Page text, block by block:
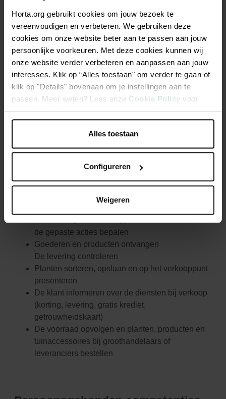
Horta.org gebruikt cookies om jouw bezoek te
vereenvoudigen en verbeteren. We gebruiken deze
cookies om onze website beter aan te passen aan jouw
persoonlijke voorkeuren. Met deze cookies kunnen wij
onze website verder verbeteren en aanpassen aan jouw
interesses. Klik op “Alles toestaan" om verder te gaan of
klik op "Details" bovenaan om je instellingen aan te
passen. Meer weten? Lees onze Cookie Policy voor
meer informatie.
Alles toestaan
Configureren
Weigeren
Jobgerelateerde competenties
De bestelling voor leveringen van planten
opnemen en behandelen (bloemstukken,
struiken, ...)
De klant verwelkomen
De klant over planten of tuinproducten en -
accessoires informeren en adviseren
Betalingen ontvangen
De staat van de planten en de voorwaarden voor
Onderhoud uitvoeren (knippen, besproeien,
behandelen, ...)
Het verkooppunt en de opslagplaats van planten
de gepaste acties bepalen
Goederen en producten ontvangen
De levering controleren
Planten sorteren, opslaan en op het verkooppunt
presenteren
De klant informeren over de diensten bij verkoop
(korting, levering, gratis krediet,
getrouwheidskaart)
De voorraad opvolgen en planten, producten en
tuinaccessoires bij groothandelaars of
leveranciers bestellen